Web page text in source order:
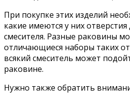
При покупке этих изделий
какие имеются у них отверстия
смесителя. Разные раковины
отличающиеся наборы таких
всякий смеситель может
раковине.
Нужно также обратить